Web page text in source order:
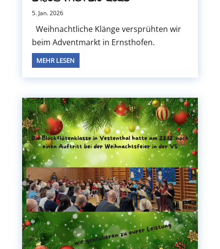
5. Jan. 2026
Weihnachtliche Klänge versprühten wir
beim Adventmarkt in Ernsthofen.
MEHR LESEN